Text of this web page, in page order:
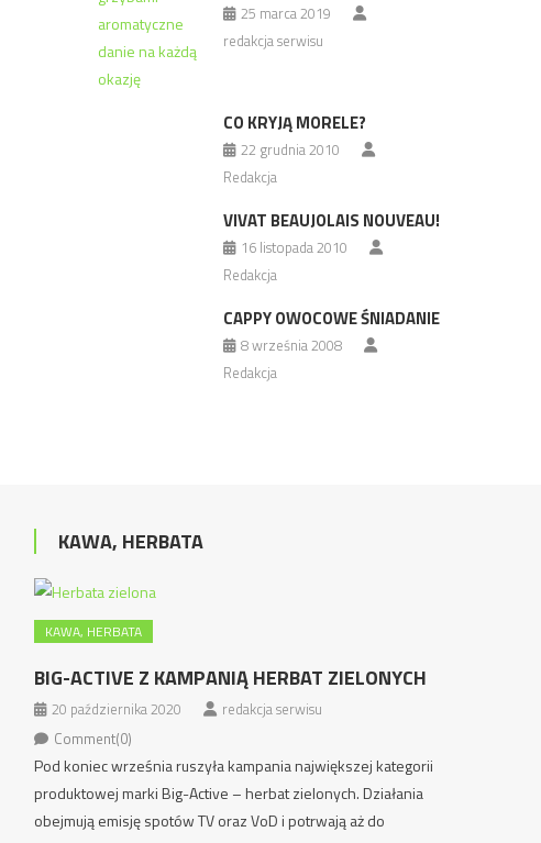
25 marca 2019
redakcja serwisu
CO KRYJĄ MORELE?
22 grudnia 2010
Redakcja
VIVAT BEAUJOLAIS NOUVEAU!
16 listopada 2010
Redakcja
CAPPY OWOCOWE ŚNIADANIE
8 września 2008
Redakcja
KAWA, HERBATA
KAWA, HERBATA
BIG-ACTIVE Z KAMPANIĄ HERBAT ZIELONYCH
20 października 2020
redakcja serwisu
Comment(0)
Pod koniec września ruszyła kampania największej kategorii
produktowej marki Big-Active – herbat zielonych. Działania
obejmują emisję spotów TV oraz VoD i potrwają aż do